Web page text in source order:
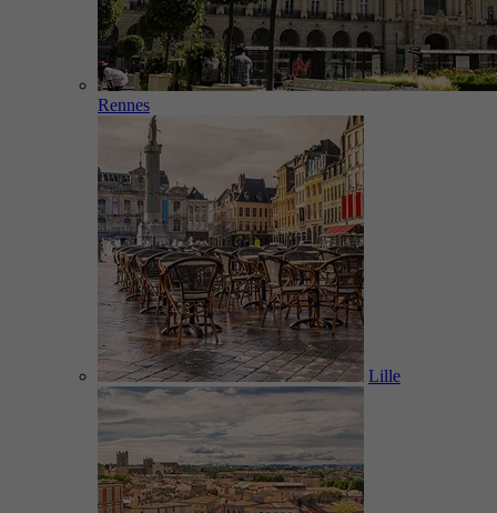
Rennes
Lille